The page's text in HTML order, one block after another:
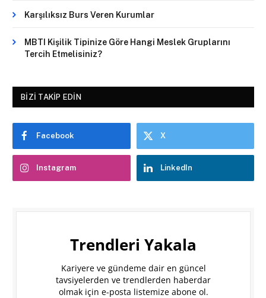
Karşılıksız Burs Veren Kurumlar
MBTI Kişilik Tipinize Göre Hangi Meslek Gruplarını
Tercih Etmelisiniz?
BIZI TAKIP EDIN
Facebook X
Instagram LinkedIn
Trendleri Yakala
Kariyere ve gündeme dair en güncel
tavsiyelerden ve trendlerden haberdar
olmak için e-posta listemize abone ol.